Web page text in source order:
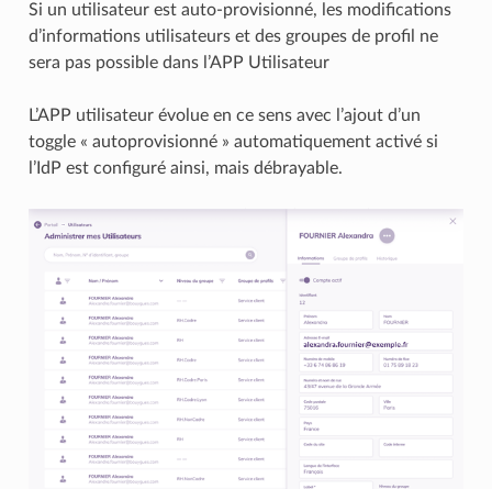
Si un utilisateur est auto-provisionné, les modifications
d’informations utilisateurs et des groupes de profil ne
sera pas possible dans l’APP Utilisateur
L’APP utilisateur évolue en ce sens avec l’ajout d’un
toggle « autoprovisionné » automatiquement activé si
l’IdP est configuré ainsi, mais débrayable.